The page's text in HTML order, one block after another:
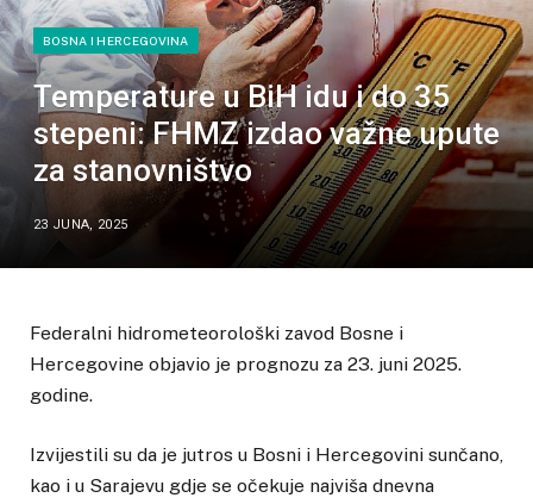
BOSNA I HERCEGOVINA
Temperature u BiH idu i do 35
stepeni: FHMZ izdao važne upute
za stanovništvo
23 JUNA, 2025
Federalni hidrometeorološki zavod Bosne i
Hercegovine objavio je prognozu za 23. juni 2025.
godine.
Izvijestili su da je jutros u Bosni i Hercegovini sunčano,
kao i u Sarajevu gdje se očekuje najviša dnevna